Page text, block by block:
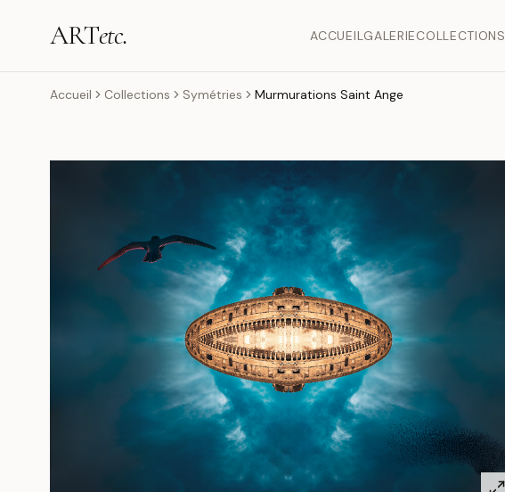
ARTetc. ACCUEILGALERIECOLLECTIONS
Accueil Collections Symétries Murmurations Saint Ange